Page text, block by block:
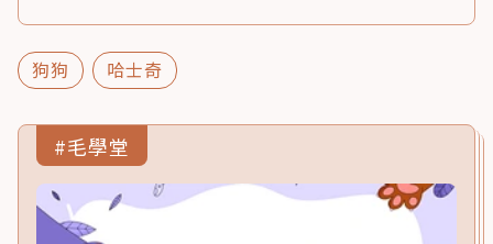
狗狗 哈士奇
#毛學堂